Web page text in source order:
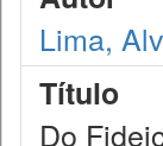
Lima,
Título
Do